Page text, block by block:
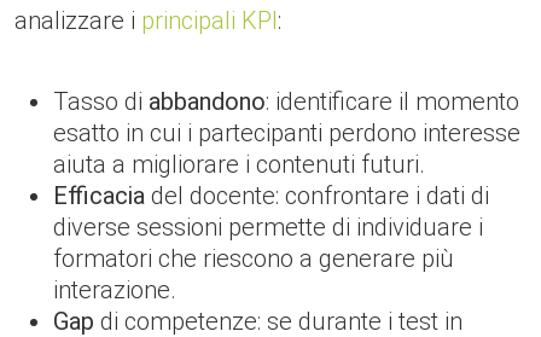
analizzare i principali KPI:
Tasso di abbandono: identificare il momento
esatto in cui i partecipanti perdono interesse
aiuta a migliorare i contenuti futuri.
Efficacia del docente: confrontare i dati di
diverse sessioni permette di individuare i
formatori che riescono a generare più
interazione.
Gap di competenze: se durante i test in